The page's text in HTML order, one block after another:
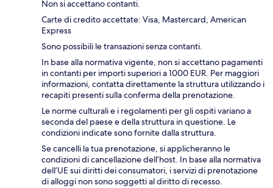
Non si accettano contanti.
Carte di credito accettate: Visa, Mastercard, American
Express
Sono possibili le transazioni senza contanti.
In base alla normativa vigente, non si accettano pagamenti
in contanti per importi superiori a 1000 EUR. Per maggiori
informazioni, contatta direttamente la struttura utilizzando i
recapiti presenti sulla conferma della prenotazione.
Le norme culturali e i regolamenti per gli ospiti variano a
seconda del paese e della struttura in questione. Le
condizioni indicate sono fornite dalla struttura.
Se cancelli la tua prenotazione, si applicheranno le
condizioni di cancellazione dell’host. In base alla normativa
dell’UE sui diritti dei consumatori, i servizi di prenotazione
di alloggi non sono soggetti al diritto di recesso.